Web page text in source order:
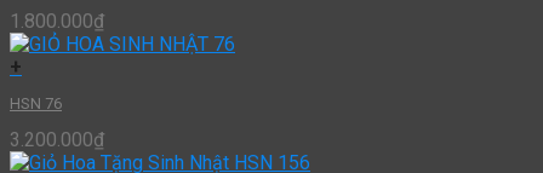
1.800.000₫
+
HSN 76
3.200.000₫